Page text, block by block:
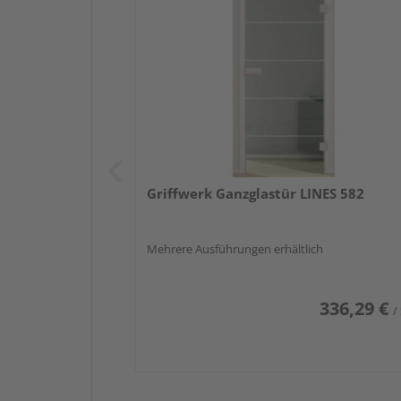
Griffwerk Ganzglastür LINES 582
Mehrere Ausführungen erhältlich
336,29 € /